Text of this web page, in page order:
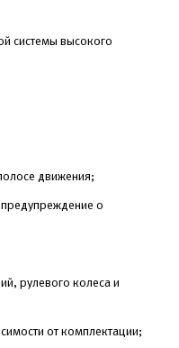
системы высокого
движения;
предупреждение о
рулевого колеса и
от комплектации;